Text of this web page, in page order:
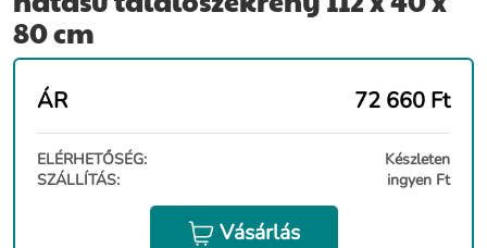
80 cm
ÁR 72 660 Ft
ELÉRHETŐSÉG:
Készleten
SZÁLLÍTÁS:
ingyen Ft
Vásárlás